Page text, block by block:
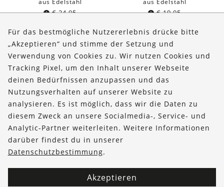
aus Edelstahl
€24,95
aus Edelstahl
€19,95
Über uns
Bestellungen
Kontakt & Hilfe
FOLLOW US
Für das bestmögliche Nutzererlebnis drücke bitte
„Akzeptieren“ und stimme der Setzung und
Verwendung von Cookies zu. Wir nutzen Cookies und
Tracking Pixel, um den Inhalt unserer Webseite
deinen Bedürfnissen anzupassen und das
Nutzungsverhalten auf unserer Website zu
analysieren. Es ist möglich, dass wir die Daten zu
diesem Zweck an unsere Socialmedia-, Service- und
Analytic-Partner weiterleiten. Weitere Informationen
darüber findest du in unserer
Datenschutzbestimmung.
Akzeptieren